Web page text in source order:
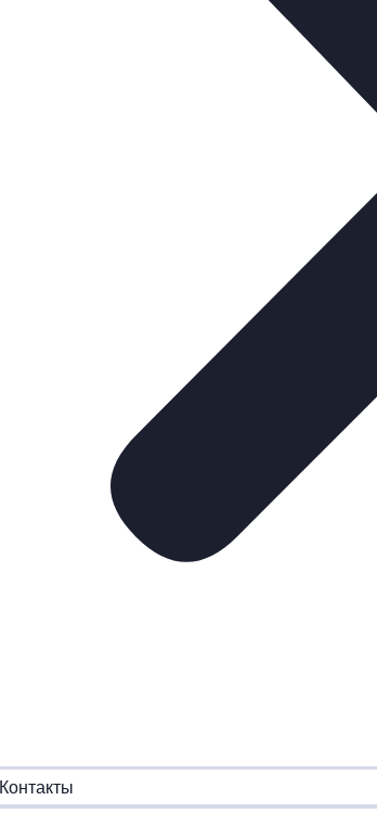
Контакты